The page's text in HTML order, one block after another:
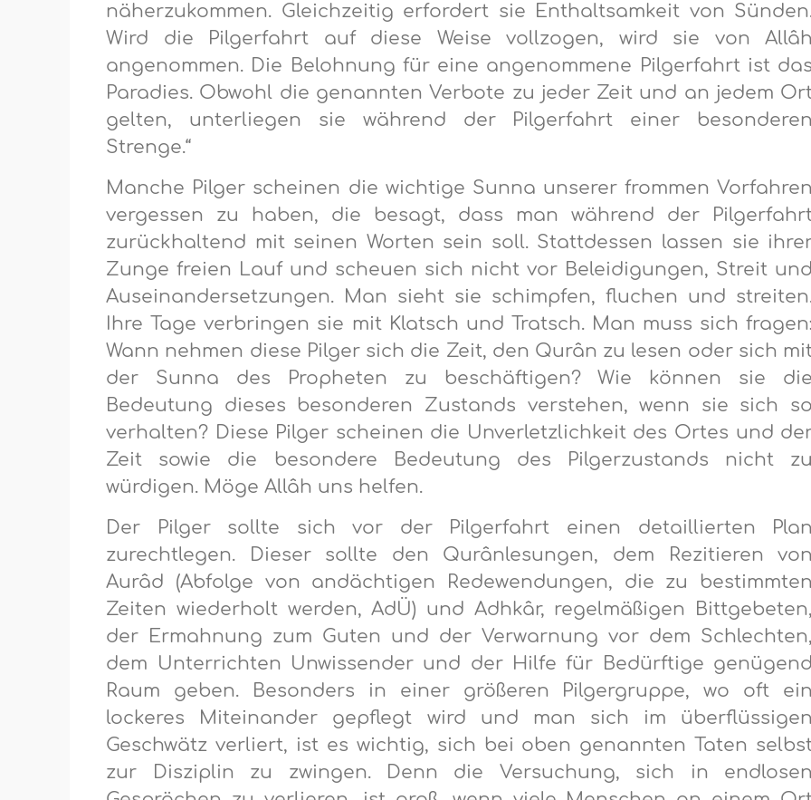
näherzukommen. Gleichzeitig erfordert sie Enthaltsamkeit von
Wird die Pilgerfahrt auf diese Weise vollzogen, wird sie von Allâh
angenommen. Die Belohnung für eine angenommene Pilgerfahrt ist das
Paradies. Obwohl die genannten Verbote zu jeder Zeit und an jedem
gelten, unterliegen sie während der Pilgerfahrt einer besonderen
Strenge.“
Manche Pilger scheinen die wichtige Sunna unserer frommen Vorfahren
vergessen zu haben, die besagt, dass man während der
zurückhaltend mit seinen Worten sein soll. Stattdessen lassen sie
Zunge freien Lauf und scheuen sich nicht vor Beleidigungen, Streit und
Auseinandersetzungen. Man sieht sie schimpfen, fluchen und
Ihre Tage verbringen sie mit Klatsch und Tratsch. Man muss sich fragen:
Wann nehmen diese Pilger sich die Zeit, den Qurân zu lesen oder sich
der Sunna des Propheten zu beschäftigen? Wie können sie die
Bedeutung dieses besonderen Zustands verstehen, wenn sie sich so
verhalten? Diese Pilger scheinen die Unverletzlichkeit des Ortes und
Zeit sowie die besondere Bedeutung des Pilgerzustands nicht zu
würdigen. Möge Allâh uns helfen.
Der Pilger sollte sich vor der Pilgerfahrt einen detaillierten Plan
zurechtlegen. Dieser sollte den Qurânlesungen, dem Rezitieren von
Aurâd (Abfolge von andächtigen Redewendungen, die zu bestimmten
Zeiten wiederholt werden, AdÜ) und Adhkâr, regelmäßigen Bittgebeten,
der Ermahnung zum Guten und der Verwarnung vor dem Schlechten,
dem Unterrichten Unwissender und der Hilfe für Bedürftige genügend
Raum geben. Besonders in einer größeren Pilgergruppe, wo oft ein
lockeres Miteinander gepflegt wird und man sich im überflüssigen
Geschwätz verliert, ist es wichtig, sich bei oben genannten Taten
zur Disziplin zu zwingen. Denn die Versuchung, sich in endlosen